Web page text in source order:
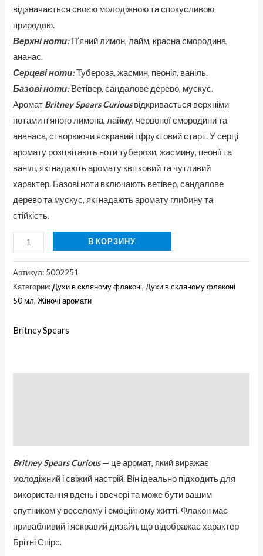
відзначається своєю молодіжною та спокусливою
природою.
Верхні ноти:П’яний лимон, лайм, красна смородина,
ананас.
Серцеві ноти:Тубероза, жасмин, пеонія, ваніль.
Базові ноти: Ветівер, сандалове дерево, мускус.
Аромат Britney Spears Curiousвідкривається верхніми
нотами п’яного лимона, лайму, червоної смородини та
ананаса, створюючи яскравий і фруктовий старт. У серці
аромату розцвітають ноти туберози, жасмину, пеонії та
ванілі, які надають аромату квітковий та чутливий
характер. Базові ноти включають ветівер, сандалове
дерево та мускус, які надають аромату глибину та
стійкість.
В КОРЗИНУ
Артикул: 5002251
Категории:Духи в скляному флаконі,Духи в скляному флаконі
50 мл,Жіночі аромати
Britney Spears
Britney Spears Curious— це аромат, який виражає
молодіжний і свіжий настрій. Він ідеально підходить для
використання вдень і ввечері та може бути вашим
спутником у веселому і емоційному житті. Флакон має
привабливий і яскравий дизайн, що відображає характер
Брітні Спірс.